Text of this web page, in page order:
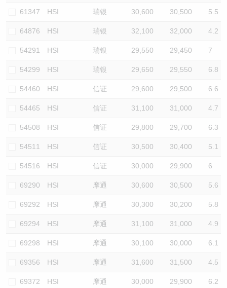
61347 HSI 瑞银 30,600 30,500 5.5
64876 HSI 瑞银 32,100 32,000 4.2
54291 HSI 瑞银 29,550 29,450 7
54299 HSI 瑞银 29,650 29,550 6.8
54460 HSI 信证 29,600 29,500 6.6
54465 HSI 信证 31,100 31,000 4.7
54508 HSI 信证 29,800 29,700 6.3
54511 HSI 信证 30,500 30,400 5.1
54516 HSI 信证 30,000 29,900 6
69290 HSI 摩通 30,600 30,500 5.6
69292 HSI 摩通 30,300 30,200 5.8
69294 HSI 摩通 31,100 31,000 4.9
69298 HSI 摩通 30,100 30,000 6.1
69356 HSI 摩通 31,600 31,500 4.5
69372 HSI 摩通 30,000 29,900 6.2